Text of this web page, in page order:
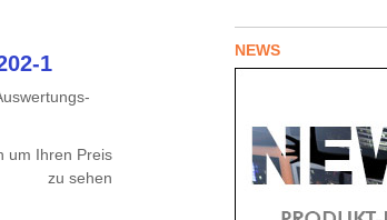
1
um Ihren Preis
zu sehen
NEWS